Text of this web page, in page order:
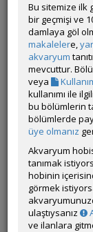
Grubun Diğer
Liste
Latince
Adı:
Bu sitemize ilk
bir geçmişi ve
damlaya göl
makalelere,
akvaryum
mevcuttur.
veya
kullanımı ile
bu bölümlerin
bölümlerde
üye olmanız
Akvaryum
tanımak
hobinin
görmek
ulaştıysanız
ve ilanlara